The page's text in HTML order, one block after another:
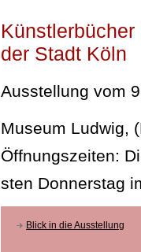
der Stadt Köln
Ausstellung vom
Mu­se­um Lud­wig,
Öffnungszeiten:
sten Don­n­er­s­tag
Blick in die Ausstellung